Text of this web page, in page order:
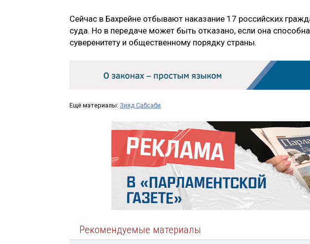
Сейчас в Бахрейне отбывают наказание 17 российских
суда. Но в передаче может быть отказано, если она
суверенитету и общественному порядку страны.
Ещё материалы: Зияд Сабсаби
Рекомендуемые материалы